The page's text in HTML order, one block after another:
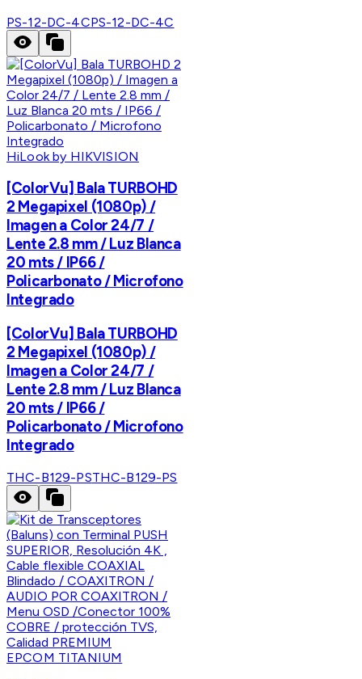
PS-12-DC-4CPS-12-DC-4C
HiLook by HIKVISION
[ColorVu] Bala TURBOHD
2 Megapixel (1080p) /
Imagen a Color 24/7 /
Lente 2.8 mm / Luz Blanca
20 mts / IP66 /
Policarbonato / Microfono
Integrado
[ColorVu] Bala TURBOHD
2 Megapixel (1080p) /
Imagen a Color 24/7 /
Lente 2.8 mm / Luz Blanca
20 mts / IP66 /
Policarbonato / Microfono
Integrado
THC-B129-PSTHC-B129-PS
EPCOM TITANIUM